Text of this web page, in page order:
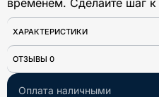
Оплата наличными
временем. Сделайте шаг к
ХАРАКТЕРИСТИКИ
ОТЗЫВЫ 0